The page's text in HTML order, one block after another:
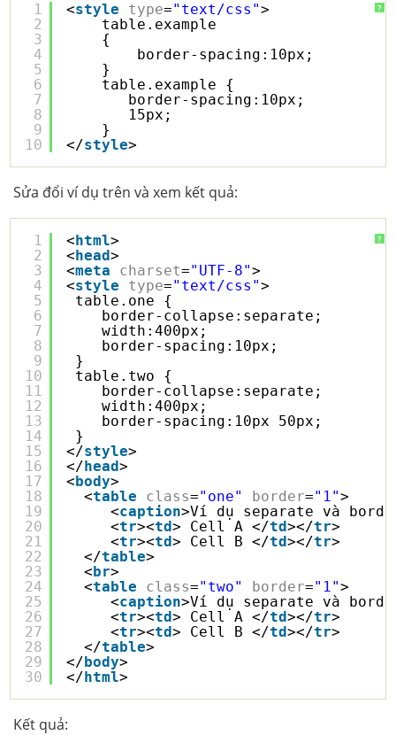
?
1
2
3
4
5
6
7
8
9
10
<style type="text/css">
table.example
{
border-spacing:10px;
}
table.example {
border-spacing:10px;
15px;
}
</style>
Sửa đổi ví dụ trên và xem kết quả:
?
1
2
3
4
5
6
7
8
9
10
11
12
13
14
15
16
17
18
19
20
21
22
23
24
25
26
27
28
29
30
<html>
<head>
<meta charset="UTF-8">
<style type="text/css">
table.one {
border-collapse:separate;
width:400px;
border-spacing:10px;
}
table.two {
border-collapse:separate;
width:400px;
border-spacing:10px 50px;
}
</style>
</head>
<body>
<table class="one" border="1">
<caption>Ví dụ separate và
<tr><td> Cell A </td></tr>
<tr><td> Cell B </td></tr>
</table>
<br>
<table class="two" border="1">
<caption>Ví dụ separate và
<tr><td> Cell A </td></tr>
<tr><td> Cell B </td></tr>
</table>
</body>
</html>
Kết quả: